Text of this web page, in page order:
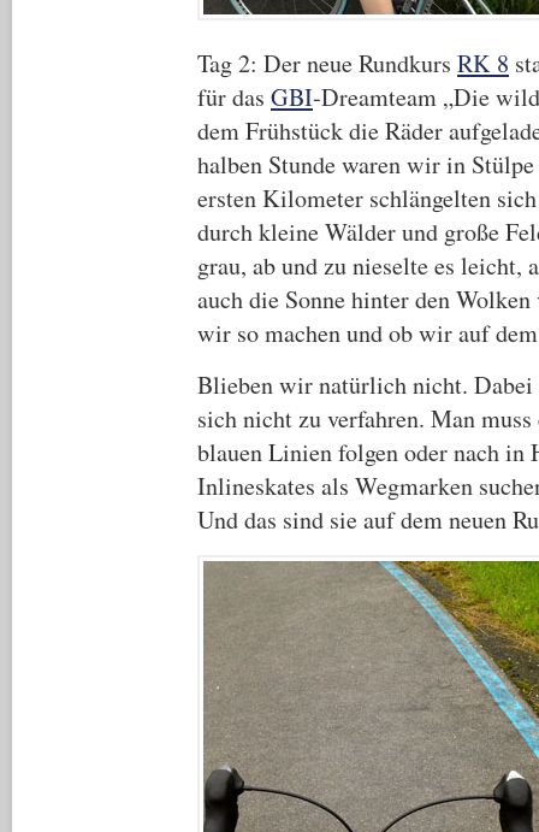
Tag 2: Der neue Rundkurs RK 8
für das GBI-Dreamteam „Die
dem Frühstück die Räder
halben Stunde waren wir in
ersten Kilometer schlängelten
durch kleine Wälder und große
grau, ab und zu nieselte es leicht,
auch die Sonne hinter den
wir so machen und ob wir auf
Blieben wir natürlich nicht.
sich nicht zu verfahren. Man
blauen Linien folgen oder nach in
Inlineskates als Wegmarken
Und das sind sie auf dem neuen